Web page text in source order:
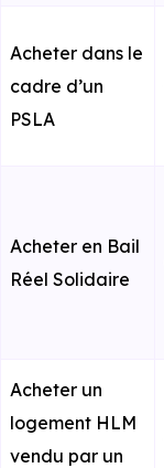
Acheter dans le
cadre d’un
PSLA
Acheter en Bail
Réel Solidaire
Acheter un
logement HLM
vendu par un